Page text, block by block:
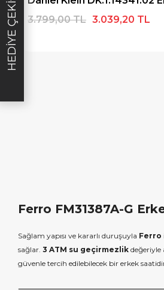
3.039,20 TL
3.799,00 TL
Ferro FM31387A-G
Sağlam yapısı ve kararlı duruşuyla Ferro
sağlar. 3 ATM su geçirmezlik değeriyle
güvenle tercih edilebilecek bir erkek
HEDIYE ÇEKIÇeki
2.000 TL Hediye